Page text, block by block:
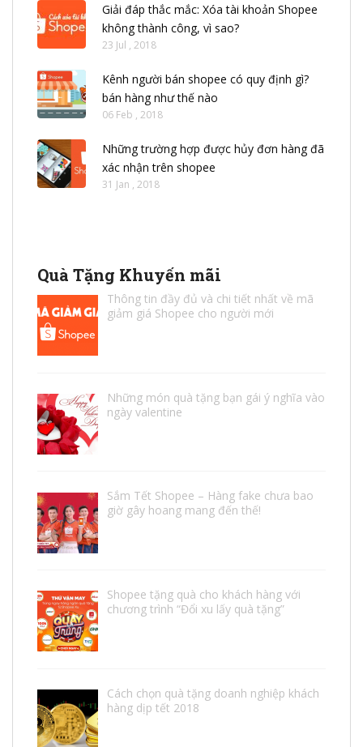
Giải đáp thắc mắc: Xóa tài khoản Shopee
không thành công, vì sao?
23 Jul , 2018
Kênh người bán shopee có quy định gì?
bán hàng như thế nào
06 Feb , 2018
Những trường hợp được hủy đơn hàng đã
xác nhận trên shopee
31 Jan , 2018
Quà Tặng Khuyến mãi
Thông tin đầy đủ và chi tiết nhất về mã
giảm giá Shopee cho người mới
Những món quà tặng bạn gái ý nghĩa vào
ngày valentine
Sắm Tết Shopee – Hàng fake chưa bao
giờ gây hoang mang đến thế!
Shopee tặng quà cho khách hàng với
chương trình “Đổi xu lấy quà tặng”
Cách chọn quà tặng doanh nghiệp khách
hàng dịp tết 2018